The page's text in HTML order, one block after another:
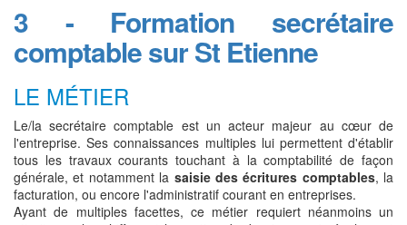
3 - Formation secrétaire
comptable sur St Etienne
LE MÉTIER
Le/la secrétaire comptable est un acteur majeur au cœur de
l'entreprise. Ses connaissances multiples lui permettent d'établir
tous les travaux courants touchant à la comptabilité de façon
générale, et notamment la saisie des écritures comptables, la
facturation, ou encore l'administratif courant en entreprises.
Ayant de multiples facettes, ce métier requiert néanmoins un